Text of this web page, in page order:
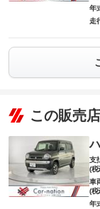
年
走
この販売
支
(税
車
(税
年